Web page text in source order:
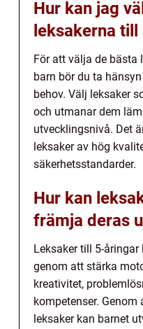
Hur kan jag
leksakerna
För att välja de bästa
barn bör du ta
behov. Välj leksaker
och utmanar dem
utvecklingsnivå. Det
leksaker av hög
säkerhetsstandarder.
Hur kan
främja deras
Leksaker till 5-
genom att stärka
kreativitet,
kompetenser.
leksaker kan barnet